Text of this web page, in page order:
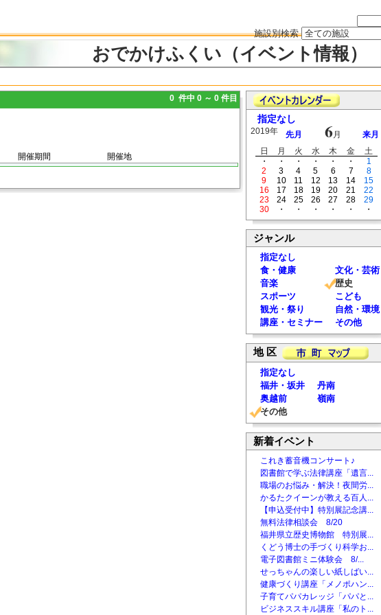
施設別検索
おでかけふくい（イベント情報）
0 件中 0 ～ 0 件目
開催期間 開催地
指定なし
2019年 先月 6月
来月
日
月 火 水 木 金
土
・
・ ・ ・ ・ ・
1
2
3 4 5 6 7
8
9
10 11 12 13 14
15
16
17 18 19 20 21
22
23
24 25 26 27 28
29
30
・ ・ ・ ・ ・ ・
ジャンル
指定なし
食・健康
文化・芸術
音楽
歴史
スポーツ
こども
観光・祭り
自然・環境
講座・セミナー
その他
地 区
指定なし
福井・坂井
丹南
奥越前
嶺南
その他
新着イベント
これき蓄音機コンサート♪
図書館で学ぶ法律講座「遺言...
職場のお悩み・解決！夜間労...
かるたクイーンが教える百人...
【申込受付中】特別展記念講...
無料法律相談会 8/20
福井県立歴史博物館 特別展...
くどう博士の手づくり科学お...
電子図書館ミニ体験会 8/...
せっちゃんの楽しい紙しばい...
健康づくり講座「メノポハン...
子育てパパカレッジ「パパと...
ビジネススキル講座「私のト...